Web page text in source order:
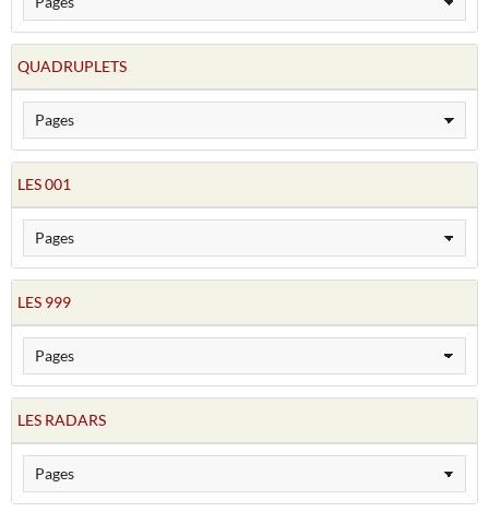
QUADRUPLETS
LES 001
LES 999
LES RADARS